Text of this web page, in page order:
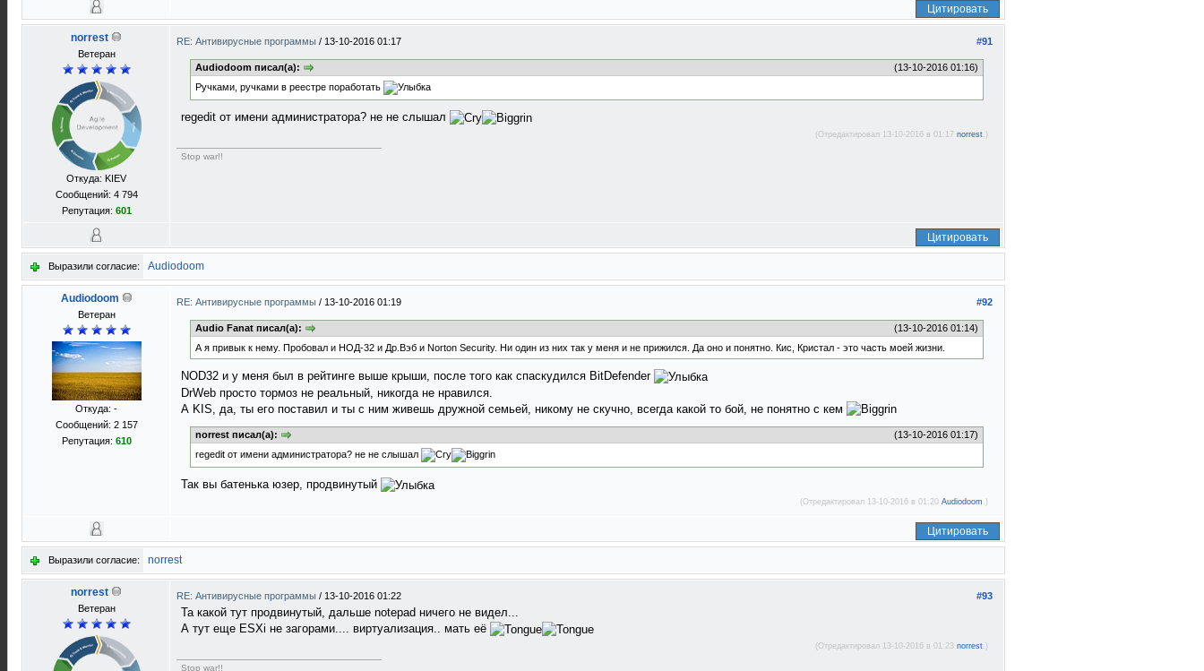
Цитировать
norrest
Ветеран
Откуда: KIEV
Сообщений: 4 794
Репутация: 601
#91
RE: Антивирусные программы / 13-10-2016 01:17
(13-10-2016 01:16)
Audiodoom писал(а):
Ручками, ручками в реестре поработать
regedit от имени администратора? не не слышал
(Отредактировал 13-10-2016 в 01:17 norrest .)
Stop war!!
Цитировать
Выразили согласие: Audiodoom
Audiodoom
Ветеран
Откуда: -
Сообщений: 2 157
Репутация: 610
#92
RE: Антивирусные программы / 13-10-2016 01:19
(13-10-2016 01:14)
Audio Fanat писал(а):
А я привык к нему. Пробовал и НОД-32 и Др.Вэб и Norton Security. Ни один из них так у меня и не прижился. Да оно и понятно. Кис, Кристал - это часть моей жизни.
NOD32 и у меня был в рейтинге выше крыши, после того как спаскудился BitDefender
DrWeb просто тормоз не реальный, никогда не нравился.
А KIS, да, ты его поставил и ты с ним живешь дружной семьей, никому не скучно, всегда какой то бой, не понятно с кем
(13-10-2016 01:17)
norrest писал(а):
regedit от имени администратора? не не слышал
Так вы батенька юзер, продвинутый
(Отредактировал 13-10-2016 в 01:20 Audiodoom .)
Цитировать
Выразили согласие: norrest
norrest
Ветеран
#93
RE: Антивирусные программы / 13-10-2016 01:22
Та какой тут продвинутый, дальше notepad ничего не видел...
А тут еще ESXi не загорами.... виртуализация.. мать её
(Отредактировал 13-10-2016 в 01:23 norrest .)
Stop war!!